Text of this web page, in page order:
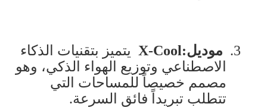
3. موديلX-Cool: يتميز بتقنيات الذكاء
الاصطناعي وتوزيع الهواء الذكي، وهو
مصمم خصيصاً للمساحات التي
تتطلب تبريداً فائق السرعة.